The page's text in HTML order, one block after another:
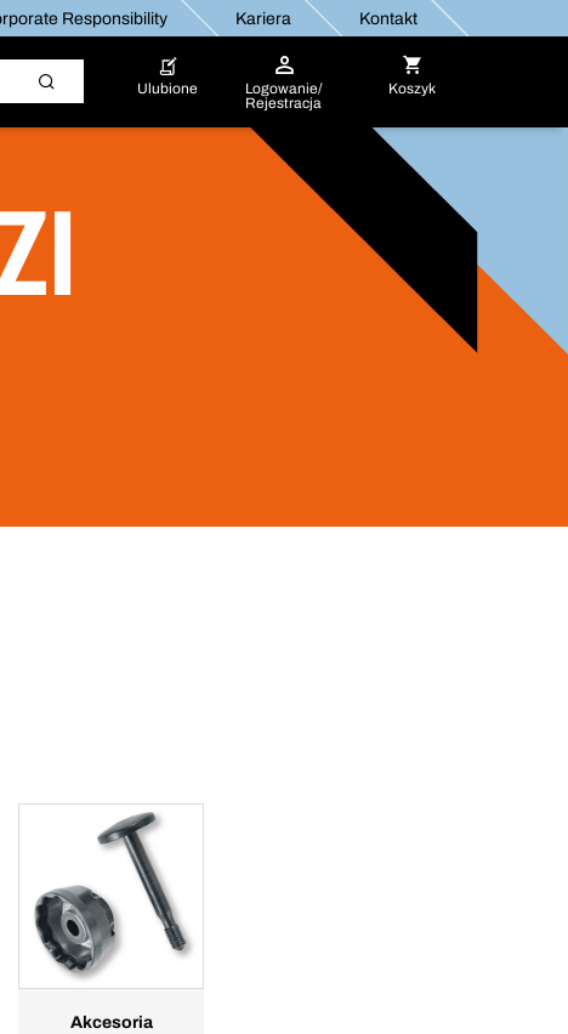
Responsibility Kariera Kontakt
Ulubione
Logowanie/
Rejestracja
Koszyk
Akcesoria